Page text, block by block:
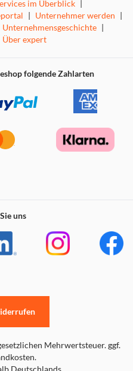
im Überblick |
| Unternehmer werden |
Unternehmensgeschichte |
Über expert
folgende Zahlarten
uns
Mehrwertsteuer. ggf.
Deutschlands.